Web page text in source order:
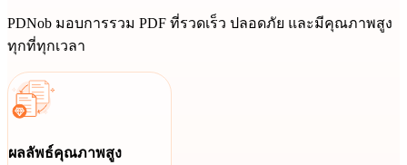
PDNob มอบการรวม PDF ที่รวดเร็ว ปลอดภัย และมีคุณภาพสูง
ทุกที่ทุกเวลา
ผลลัพธ์คุณภาพสูง